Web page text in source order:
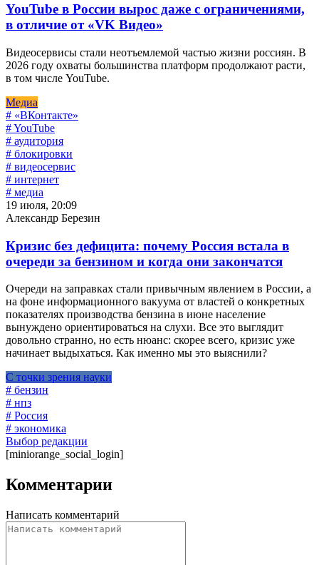
YouTube в России вырос даже с ограничениями,
в отличие от «VK Видео»
Видеосервисы стали неотъемлемой частью жизни россиян. В
2026 году охваты большинства платформ продолжают расти,
в том числе YouTube.
Медиа
# «ВКонтакте»
# YouTube
# аудитория
# блокировки
# видеосервис
# интернет
# медиа
19 июля, 20:09
Александр Березин
Кризис без дефицита: почему Россия встала в
очереди за бензином и когда они закончатся
Очереди на заправках стали привычным явлением в России, а
на фоне информационного вакуума от властей о конкретных
показателях производства бензина в июне население
вынуждено ориентироваться на слухи. Все это выглядит
довольно странно, но есть нюанс: скорее всего, кризис уже
начинает выдыхаться. Как именно мы это выяснили?
С точки зрения науки
# бензин
# нпз
# Россия
# экономика
Выбор редакции
[miniorange_social_login]
Комментарии
Написать комментарий